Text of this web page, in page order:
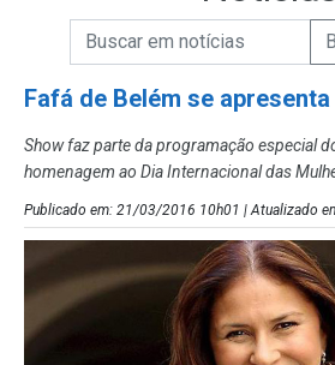
Campo de Busca
Campo de Busca de
Fafá de Belém se apresenta
Show faz parte da programação especial
homenagem ao Dia Internacional das
Publicado em: 21/03/2016 10h01 | Atualizado